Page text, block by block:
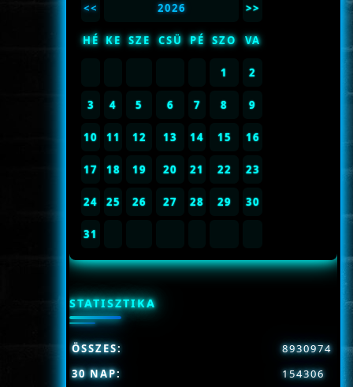
<< 2026 >>
HÉ KE SZE CSÜ PÉ SZO VA
1 2
3 4 5 6 7 8 9
10 11 12 13 14 15 16
17 18 19 20 21 22 23
24 25 26 27 28 29 30
31
STATISZTIKA
ÖSSZES:
8930974
30 NAP:
154306